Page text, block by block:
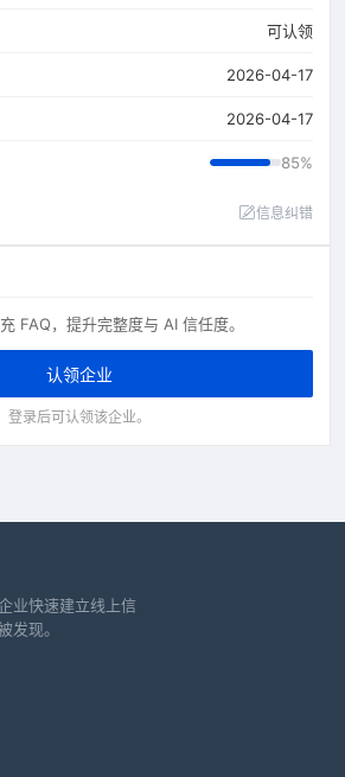
可认领
2026-04-17
2026-04-17
85%
信息纠错
FAQ，提升完整度与 AI 信任度。
认领企业
登录后可认领该企业。
业快速建立线上信
发现。